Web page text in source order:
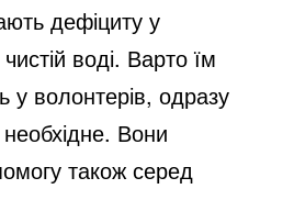
дефіциту у
воді. Варто їм
у волонтерів, одразу
Вони
також серед